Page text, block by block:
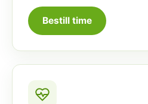
Bestill time